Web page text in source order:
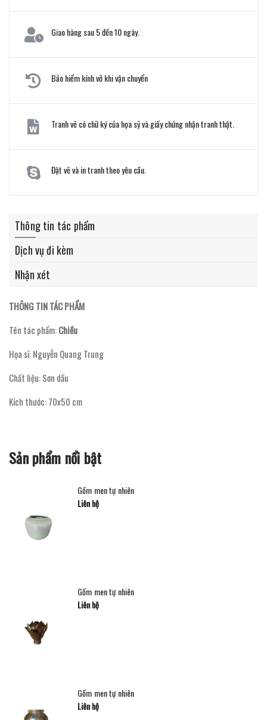
Giao hàng sau 5 đến 10 ngày.
Bảo hiểm kính vỡ khi vận chuyển
Tranh vẽ có chữ ký của họa sỹ và giấy chứng nhận tranh thật.
Đặt vẽ và in tranh theo yêu cầu.
Thông tin tác phẩm
Dịch vụ đi kèm
Nhận xét
THÔNG TIN TÁC PHẨM
Tên tác phẩm:Chiều
Họa sĩ: Nguyễn Quang Trung
Chất liệu: Sơn dầu
Kích thước: 70x50 cm
Sản phẩm nổi bật
Gốm men tự nhiên
Liên hệ
Gốm men tự nhiên
Liên hệ
Gốm men tự nhiên
Liên hệ